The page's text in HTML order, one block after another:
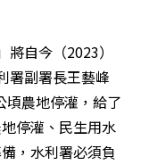
自今（2023）
署副署長王藝峰
頃農地停灌，給了
停灌、民生用水
，水利署必須負